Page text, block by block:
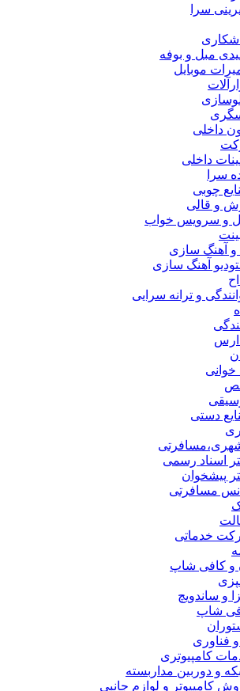
سرا
مبل و بوفه
موبایل
داخلی
داخلی
سرا
چوبی
و قالی
و سرويس خواب
آهنگ سازی
آهنگ سازی
و ترانه سرایی
خوانی
دستی
اسناد رسمی
پیشخوان
مسافرتی
خدماتی
و کافی شاپ
و ساندویچ
شاپ
و فناوری
کامپیوتری
و دوربين مداربسته
كامپيوتر و لوازم جانبي